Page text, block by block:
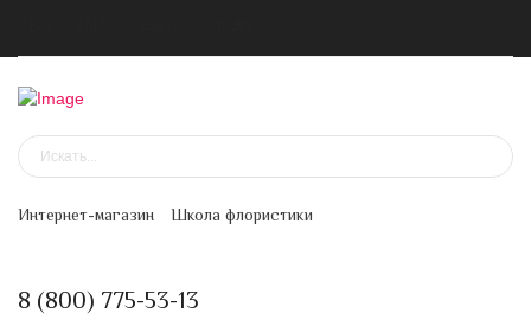
Интернет-магазин Школа флористики
8 (800) 775-53-13